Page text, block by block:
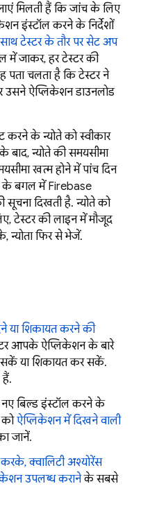
मिलती हैं कि जांच के लिए
इंस्टॉल करने के निर्देशों
टेस्टर के तौर पर सेट अप
में जाकर, हर टेस्टर की
पता चलता है कि टेस्टर ने
उसने ऐप्लिकेशन डाउनलोड
के न्योते को स्वीकार
न्योते की समयसीमा
खत्म होने में पांच दिन
के बगल में Firebase
दिखती है. न्योते को
टेस्टर की लाइन में मौजूद
न्योता फिर से भेजें.
या शिकायत करने की
आपके ऐप्लिकेशन के बारे
सकें या शिकायत कर सकें.
हैं.
बिल्ड इंस्टॉल करने के
कोऐप्लिकेशन में दिखने वाली
जानें.
क्वालिटी अश्योरेंस
उपलब्ध करानेके सबसे